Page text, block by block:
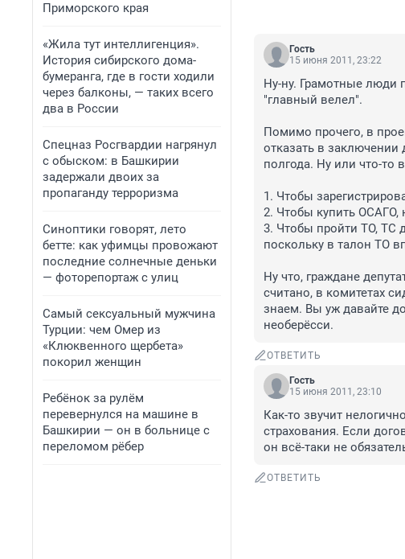
Приморского края
«Жила тут интеллигенция».
История сибирского дома-
бумеранга, где в гости ходили
через балконы, — таких всего
два в России
Спецназ Росгвардии нагрянул
с обыском: в Башкирии
задержали двоих за
пропаганду терроризма
Синоптики говорят, лето
бетте: как уфимцы провожают
последние солнечные деньки
— фоторепортаж с улиц
Самый сексуальный мужчина
Турции: чем Омер из
«Клюквенного щербета»
покорил женщин
Ребёнок за рулём
перевернулся на машине в
Башкирии — он в больнице с
переломом рёбер
Гость
15 июня 2011, 23:22
Ну-ну. Грамотные люди
"главный велел".
Помимо прочего, в
отказать в
полгода. Ну или что-то
1. Чтобы
2. Чтобы купить ОСАГО,
3. Чтобы пройти ТО, ТС
поскольку в талон ТО
Ну что, граждане
считано, в комитетах
знаем. Вы уж давайте
необерёсси.
ОТВЕТИТЬ
Гость
15 июня 2011, 23:10
Как-то звучит
страхования. Если
он всё-таки не
ОТВЕТИТЬ